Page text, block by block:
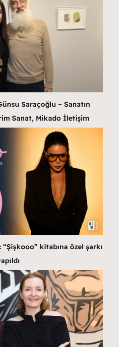
Saraçoğlu – Sanatın
Sanat, Mikado İletişim
kitabına özel şarkı